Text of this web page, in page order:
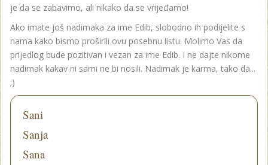
je da se zabavimo, ali nikako da se vrijeđamo!
Ako imate još nadimaka za ime Edib, slobodno ih podijelite s
nama kako bismo proširili ovu posebnu listu. Molimo Vas da
prijedlog bude pozitivan i vezan za ime Edib. I ne dajte nikome
nadimak kakav ni sami ne bi nosili. Nadimak je karma, tako da...
;)
Sani
Sanja
Sana